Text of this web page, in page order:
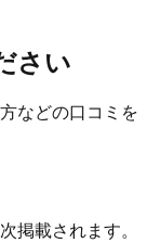
さい
などの口コミを
掲載されます。